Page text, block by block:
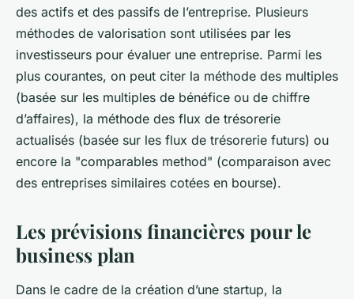
des actifs et des passifs de l’entreprise. Plusieurs
méthodes de valorisation sont utilisées par les
investisseurs pour évaluer une entreprise. Parmi les
plus courantes, on peut citer la méthode des multiples
(basée sur les multiples de bénéfice ou de chiffre
d’affaires), la méthode des flux de trésorerie
actualisés (basée sur les flux de trésorerie futurs) ou
encore la "comparables method" (comparaison avec
des entreprises similaires cotées en bourse).
Les prévisions financières pour le
business plan
Dans le cadre de la création d’une startup, la